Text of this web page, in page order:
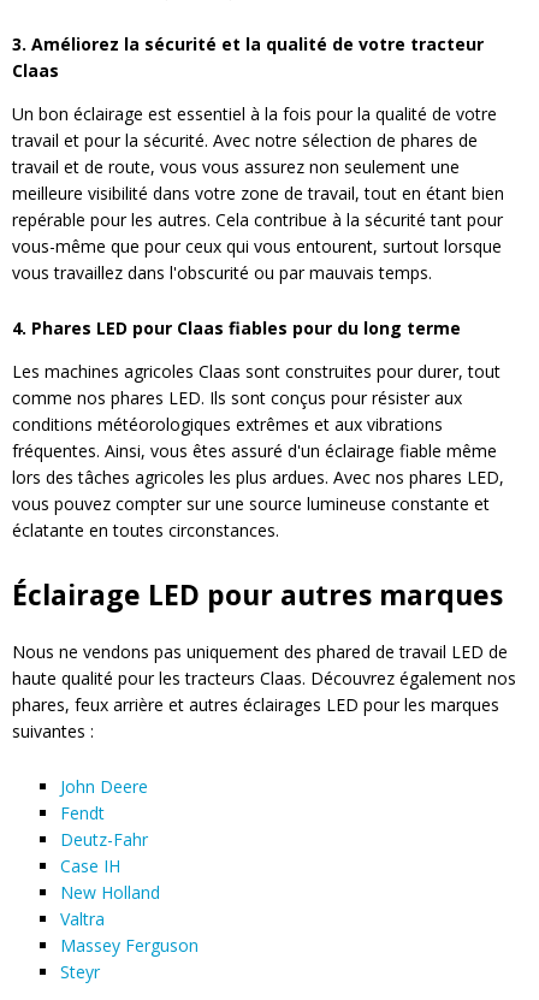
3. Améliorez la sécurité et la qualité de votre tracteur
Claas
Un bon éclairage est essentiel à la fois pour la qualité de votre
travail et pour la sécurité. Avec notre sélection de phares de
travail et de route, vous vous assurez non seulement une
meilleure visibilité dans votre zone de travail, tout en étant bien
repérable pour les autres. Cela contribue à la sécurité tant pour
vous-même que pour ceux qui vous entourent, surtout lorsque
vous travaillez dans l'obscurité ou par mauvais temps.
4. Phares LED pour Claas fiables pour du long terme
Les machines agricoles Claas sont construites pour durer, tout
comme nos phares LED. Ils sont conçus pour résister aux
conditions météorologiques extrêmes et aux vibrations
fréquentes. Ainsi, vous êtes assuré d'un éclairage fiable même
lors des tâches agricoles les plus ardues. Avec nos phares LED,
vous pouvez compter sur une source lumineuse constante et
éclatante en toutes circonstances.
Éclairage LED pour autres marques
Nous ne vendons pas uniquement des phared de travail LED de
haute qualité pour les tracteurs Claas. Découvrez également nos
phares, feux arrière et autres éclairages LED pour les marques
suivantes :
John Deere
Fendt
Deutz-Fahr
Case IH
New Holland
Valtra
Massey Ferguson
Steyr